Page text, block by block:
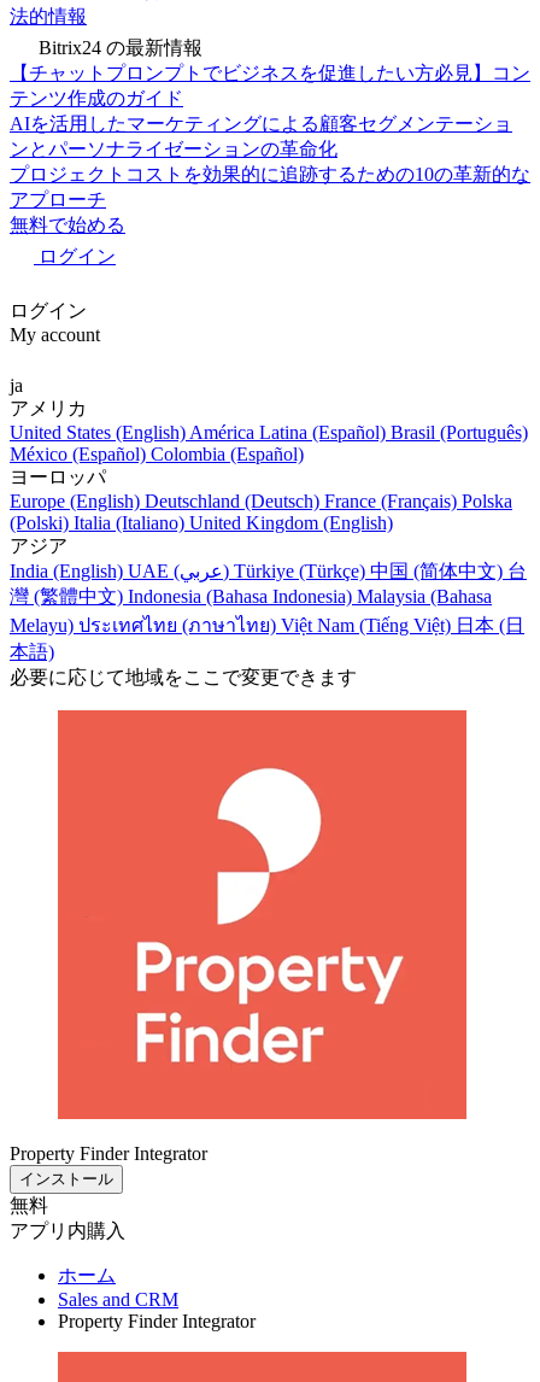
法的情報
Bitrix24 の最新情報
【チャットプロンプトでビジネスを促進したい方必見】コン
テンツ作成のガイド
AIを活用したマーケティングによる顧客セグメンテーショ
ンとパーソナライゼーションの革命化
プロジェクトコストを効果的に追跡するための10の革新的な
アプローチ
無料で始める
ログイン
ログイン
My account
ja
アメリカ
United States (English) América Latina (Español) Brasil (Português)
México (Español) Colombia (Español)
ヨーロッパ
Europe (English) Deutschland (Deutsch) France (Français) Polska
(Polski) Italia (Italiano) United Kingdom (English)
アジア
India (English)
UAE (عربي) Türkiye (Türkçe) 中国 (简体中文) 台
灣 (繁體中文) Indonesia (Bahasa Indonesia) Malaysia (Bahasa
Melayu) ประเทศไทย (ภาษาไทย) Việt Nam (Tiếng Việt) 日本 (日
本語)
必要に応じて地域をここで変更できます
Property Finder Integrator
インストール
無料
アプリ内購入
ホーム
Sales and CRM
Property Finder Integrator